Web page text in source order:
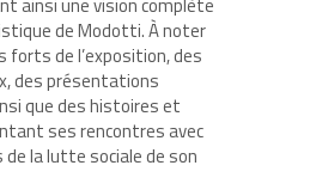
de Modotti. À noter
forts de l’exposition, des
des présentations
que des histoires et
ses rencontres avec
de la lutte sociale de son